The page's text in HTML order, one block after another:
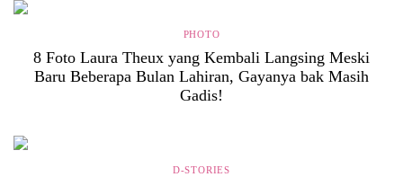
PHOTO
8 Foto Laura Theux yang Kembali Langsing Meski
Baru Beberapa Bulan Lahiran, Gayanya bak Masih
Gadis!
D-STORIES